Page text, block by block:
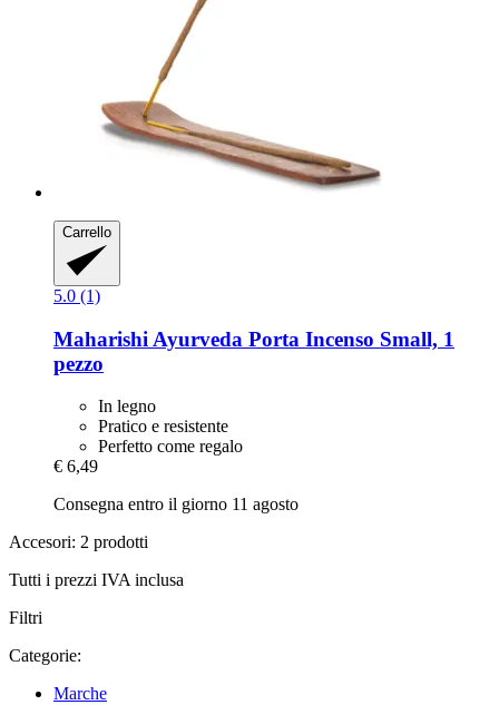
Carrello
5.0 (1)
Maharishi Ayurveda Porta Incenso Small, 1
pezzo
In legno
Pratico e resistente
Perfetto come regalo
€ 6,49
Consegna entro il giorno 11 agosto
Accesori: 2 prodotti
Tutti i prezzi IVA inclusa
Filtri
Categorie:
Marche